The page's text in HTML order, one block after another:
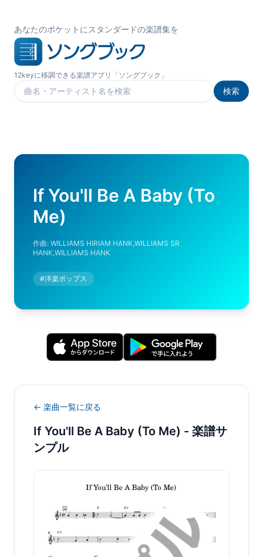
あなたのポケットにスタンダードの楽譜集を
12keyに移調できる楽譜アプリ「ソングブック」
楽曲を検索
検索
If You'll Be A Baby (To
Me)
作曲: WILLIAMS HIRIAM HANK,WILLIAMS SR
HANK,WILLIAMS HANK
#洋楽ポップス
← 楽曲一覧に戻る
If You'll Be A Baby (To Me) - 楽譜サ
ンプル